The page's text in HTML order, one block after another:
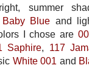
summer
Blue and
I chose are
Saphire, 117
White 001 and